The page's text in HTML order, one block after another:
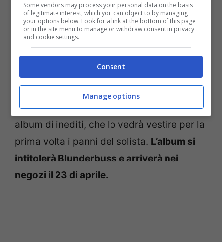
Nel frattempo, Jack White ha sospeso i
suoi due progetti paralleli, i
Dead Weather
e i Raconteurs
, dedicandosi alla
produzione e alla realizzazione di un nuovo
album di inediti, che lo vedrà vestire per la
prima volta i panni del solista. L’album si
intitolerà Blunderbuss e arriverà nei
negozi il 23 di aprile.
Some vendors may process your personal data on the basis
of legitimate interest, which you can object to by managing
your options below. Look for a link at the bottom of this page
or in the site menu to manage or withdraw consent in privacy
and cookie settings.
Consent
Manage options